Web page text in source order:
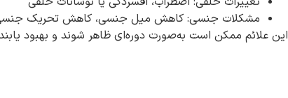
مشکلات جنسی: کاهش میل جنسی، کاهش تحریک جنسی،
این علائم ممکن است به‌صورت دوره‌ای ظاهر شوند و بهبود